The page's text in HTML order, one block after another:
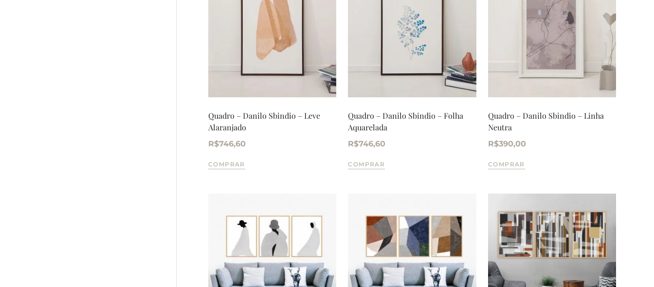
Quadro – Danilo Sbindio – Leve
Alaranjado
R$746,60
COMPRAR
Quadro – Danilo Sbindio – Folha
Aquarelada
R$746,60
COMPRAR
Quadro – Danilo Sbindio – Linha
Neutra
R$390,00
COMPRAR